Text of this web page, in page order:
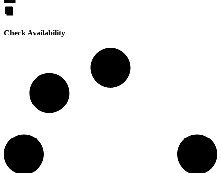
Check Availability